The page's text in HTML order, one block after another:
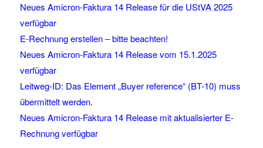
Neues Amicron-Faktura 14 Release für die UStVA 2025
verfügbar
E-Rechnung erstellen – bitte beachten!
Neues Amicron-Faktura 14 Release vom 15.1.2025
verfügbar
Leitweg-ID: Das Element „Buyer reference“ (BT-10) muss
übermittelt werden.
Neues Amicron-Faktura 14 Release mit aktualisierter E-
Rechnung verfügbar